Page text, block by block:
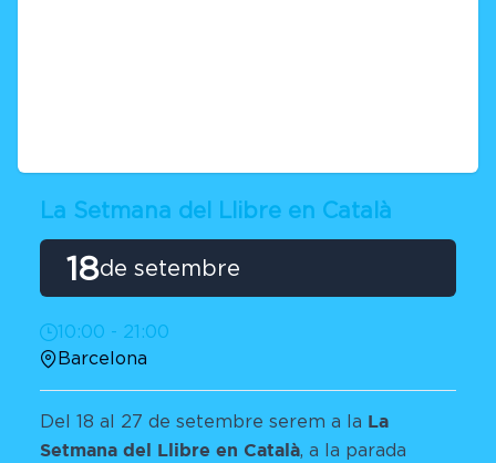
La Setmana del Llibre en Català
18de setembre
10:00 - 21:00
Barcelona
Del 18 al 27 de setembre serem a la La
Setmana del Llibre en Català, a la parada